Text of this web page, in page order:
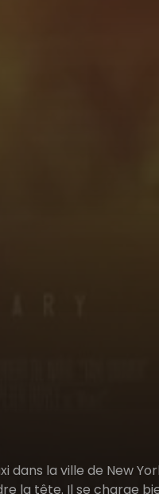
la ville de New
la tête. Il se charge